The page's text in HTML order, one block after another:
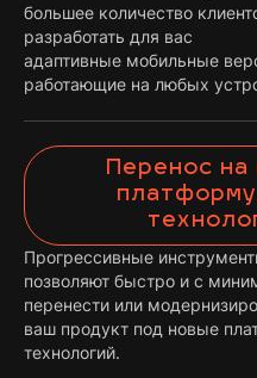
большее количество
разработать для вас
адаптивные мобильные
работающие на любых
Перенос на
Прогрессивные
позволяют быстро и с
перенести или
ваш продукт под новые
технологий.